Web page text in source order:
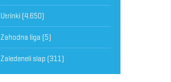
Utrinki(4.650)
Zahodna liga (5)
Zaledeneli slap (311)